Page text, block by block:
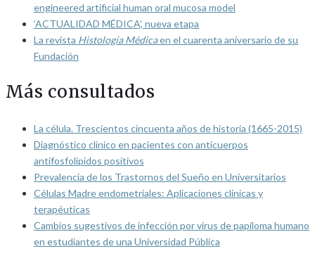
engineered artificial human oral mucosa model
‘ACTUALIDAD MÉDICA’, nueva etapa
La revista Histología Médicaen el cuarenta aniversario de su
Fundación
Más consultados
La célula. Trescientos cincuenta años de historia (1665-2015)
Diagnóstico clínico en pacientes con anticuerpos
antifosfolípidos positivos
Prevalencia de los Trastornos del Sueño en Universitarios
Células Madre endometriales: Aplicaciones clínicas y
terapéuticas
Cambios sugestivos de infección por virus de papiloma humano
en estudiantes de una Universidad Pública